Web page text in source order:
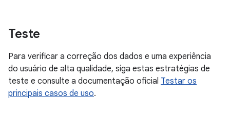
Teste
Para verificar a correção dos dados e uma experiência
do usuário de alta qualidade, siga estas estratégias de
teste e consulte a documentação oficial Testar os
principais casos de uso.